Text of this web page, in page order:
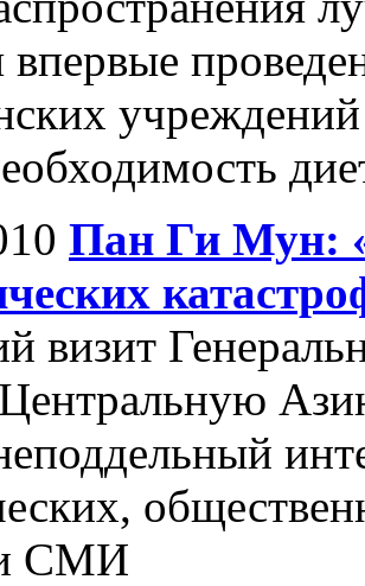
впервые
Пан Ги Мун:
визит
СМИ